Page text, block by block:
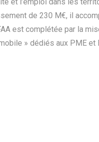
de 230 M€, il
est complétée par la
» dédiés aux PME et